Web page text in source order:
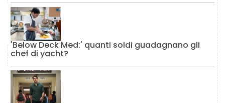
'Below Deck Med:' quanti soldi guadagnano gli
chef di yacht?